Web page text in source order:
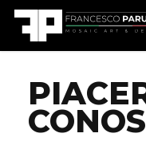
Skip
main